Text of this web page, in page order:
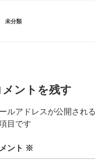
カ
未分類
メントを残す
ルアドレスが公開され
目です
ント ※